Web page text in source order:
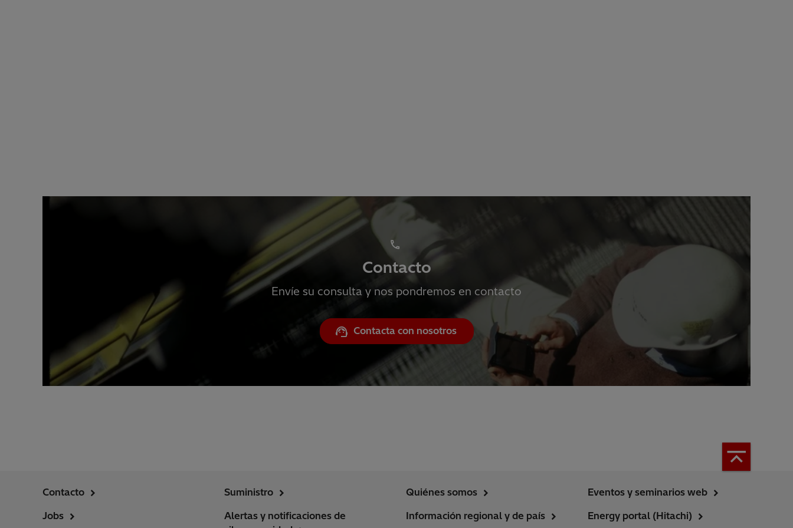
Contacto
Envíe su consulta y nos pondremos en contacto
Contacta con nosotros
Contacto
Jobs
Suministro
Alertas y notificaciones de
Quiénes somos
Información regional y de país
Eventos y seminarios web
Energy portal (Hitachi)